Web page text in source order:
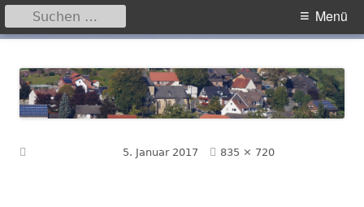
zum
Inhalt
Primäres
Menü
Suchen
nach:
5. Januar 2017 Volle
835 × 720